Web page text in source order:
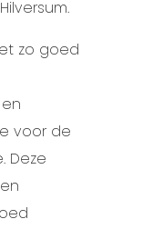
zo goed
voor de
Deze